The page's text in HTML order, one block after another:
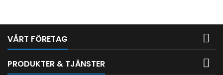
VÅRT FÖRETAG 
PRODUKTER & TJÄNSTER 